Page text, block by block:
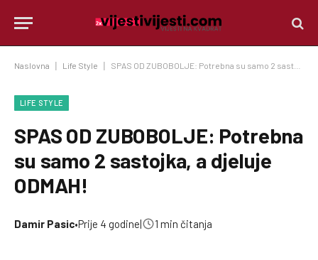
Naslovna Life Style SPAS OD ZUBOBOLJE: Potrebna su samo 2 sastojka, a djeluje ODMAH!
LIFE STYLE
SPAS OD ZUBOBOLJE: Potrebna
su samo 2 sastojka, a djeluje
ODMAH!
Damir Pasic•Prije 4 godine| 1 min čitanja